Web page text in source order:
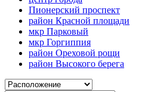
Пионерский проспект
район Красной площади
мкр Парковый
мкр Горгиппия
район Ореховой рощи
район Высокого берега